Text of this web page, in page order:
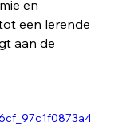
en
een lerende
aan de